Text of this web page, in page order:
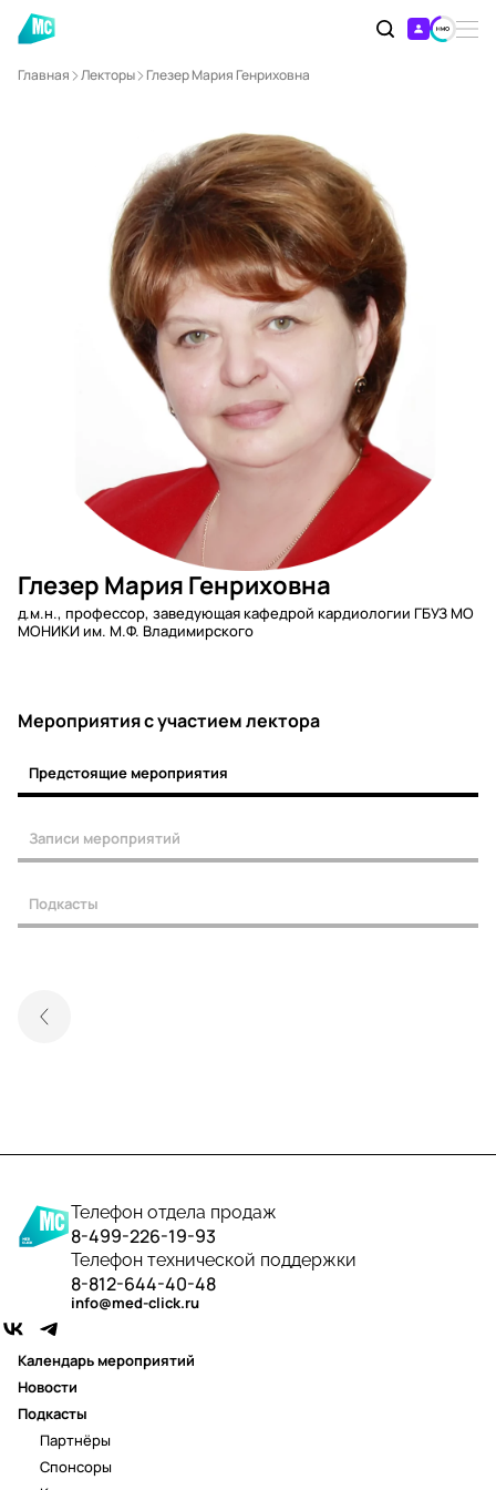
Главная Лекторы Глезер Мария Генриховна
Глезер Мария Генриховна
д.м.н., профессор, заведующая кафедрой кардиологии ГБУЗ МО
МОНИКИ им. М.Ф. Владимирского
Мероприятия c участием лектора
Предстоящие мероприятия
Записи мероприятий
Подкасты
Телефон отдела продаж
8-499-226-19-93
Телефон технической поддержки
8-812-644-40-48
info@med-click.ru
Календарь мероприятий
Новости
Подкасты
Партнёры
Спонсоры